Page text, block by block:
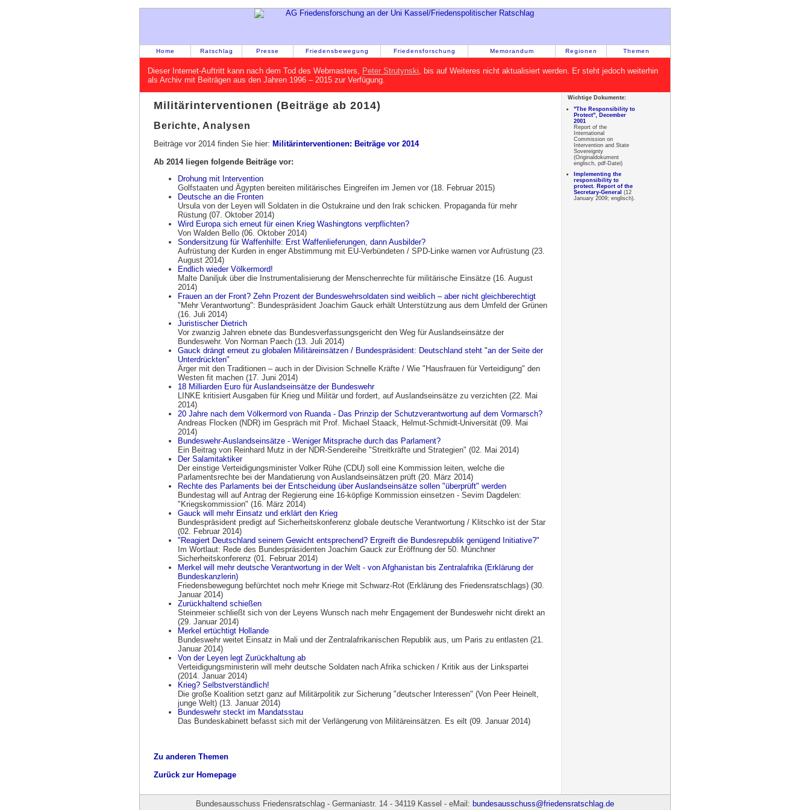
Home Ratschlag Presse Friedensbewegung Friedensforschung Memorandum Regionen Themen
Dieser Internet-Auftritt kann nach dem Tod des Webmasters, Peter Strutynski , bis auf Weiteres nicht aktualisiert werden. Er steht jedoch weiterhin
als Archiv mit Beiträgen aus den Jahren 1996 – 2015 zur Verfügung.
Militärinterventionen (Beiträge ab 2014)
Berichte, Analysen
Beiträge vor 2014 finden Sie hier: Militärinterventionen: Beiträge vor 2014
Ab 2014 liegen folgende Beiträge vor:
Drohung mit Intervention
Golfstaaten und Ägypten bereiten militärisches Eingreifen im Jemen vor (18. Februar 2015)
Deutsche an die Fronten
Ursula von der Leyen will Soldaten in die Ostukraine und den Irak schicken. Propaganda für mehr
Rüstung (07. Oktober 2014)
Wird Europa sich erneut für einen Krieg Washingtons verpflichten?
Von Walden Bello (06. Oktober 2014)
Sondersitzung für Waffenhilfe: Erst Waffenlieferungen, dann Ausbilder?
Aufrüstung der Kurden in enger Abstimmung mit EU-Verbündeten / SPD-Linke warnen vor Aufrüstung (23.
August 2014)
Endlich wieder Völkermord!
Malte Daniljuk über die Instrumentalisierung der Menschenrechte für militärische Einsätze (16. August
2014)
Frauen an der Front? Zehn Prozent der Bundeswehrsoldaten sind weiblich – aber nicht gleichberechtigt
"Mehr Verantwortung": Bundespräsident Joachim Gauck erhält Unterstützung aus dem Umfeld der Grünen
(16. Juli 2014)
Juristischer Dietrich
Vor zwanzig Jahren ebnete das Bundesverfassungsgericht den Weg für Auslandseinsätze der
Bundeswehr. Von Norman Paech (13. Juli 2014)
Gauck drängt erneut zu globalen Militäreinsätzen / Bundespräsident: Deutschland steht "an der Seite der
Unterdrückten"
Ärger mit den Traditionen – auch in der Division Schnelle Kräfte / Wie "Hausfrauen für Verteidigung" den
Westen fit machen (17. Juni 2014)
18 Milliarden Euro für Auslandseinsätze der Bundeswehr
LINKE kritisiert Ausgaben für Krieg und Militär und fordert, auf Auslandseinsätze zu verzichten (22. Mai
2014)
20 Jahre nach dem Völkermord von Ruanda - Das Prinzip der Schutzverantwortung auf dem Vormarsch?
Andreas Flocken (NDR) im Gespräch mit Prof. Michael Staack, Helmut-Schmidt-Universität (09. Mai
2014)
Bundeswehr-Auslandseinsätze - Weniger Mitsprache durch das Parlament?
Ein Beitrag von Reinhard Mutz in der NDR-Sendereihe "Streitkräfte und Strategien" (02. Mai 2014)
Der Salamitaktiker
Der einstige Verteidigungsminister Volker Rühe (CDU) soll eine Kommission leiten, welche die
Parlamentsrechte bei der Mandatierung von Auslandseinsätzen prüft (20. März 2014)
Rechte des Parlaments bei der Entscheidung über Auslandseinsätze sollen "überprüft" werden
Bundestag will auf Antrag der Regierung eine 16-köpfige Kommission einsetzen - Sevim Dagdelen:
"Kriegskommission" (16. März 2014)
Gauck will mehr Einsatz und erklärt den Krieg
Bundespräsident predigt auf Sicherheitskonferenz globale deutsche Verantwortung / Klitschko ist der Star
(02. Februar 2014)
"Reagiert Deutschland seinem Gewicht entsprechend? Ergreift die Bundesrepublik genügend Initiative?"
Im Wortlaut: Rede des Bundespräsidenten Joachim Gauck zur Eröffnung der 50. Münchner
Sicherheitskonferenz (01. Februar 2014)
Merkel will mehr deutsche Verantwortung in der Welt - von Afghanistan bis Zentralafrika (Erklärung der
Bundeskanzlerin)
Friedensbewegung befürchtet noch mehr Kriege mit Schwarz-Rot (Erklärung des Friedensratschlags) (30.
Januar 2014)
Zurückhaltend schießen
Steinmeier schließt sich von der Leyens Wunsch nach mehr Engagement der Bundeswehr nicht direkt an
(29. Januar 2014)
Merkel ertüchtigt Hollande
Bundeswehr weitet Einsatz in Mali und der Zentralafrikanischen Republik aus, um Paris zu entlasten (21.
Januar 2014)
Von der Leyen legt Zurückhaltung ab
Verteidigungsministerin will mehr deutsche Soldaten nach Afrika schicken / Kritik aus der Linkspartei
(2014. Januar 2014)
Krieg? Selbstverständlich!
Die große Koalition setzt ganz auf Militärpolitik zur Sicherung "deutscher Interessen" (Von Peer Heinelt,
junge Welt) (13. Januar 2014)
Bundeswehr steckt im Mandatsstau
Das Bundeskabinett befasst sich mit der Verlängerung von Militäreinsätzen. Es eilt (09. Januar 2014)
Zu anderen Themen
Zurück zur Homepage
Wichtige Dokumente:
"The Responsibility to
Protect", December
2001
Report of the
International
Commission on
Intervention and State
Sovereignty
(Originaldokument
englisch, pdf-Datei)
Implementing the
responsibility to
protect. Report of the
Secretary-General (12
January 2009; englisch).
Bundesausschuss Friedensratschlag - Germaniastr. 14 - 34119 Kassel - eMail: bundesausschuss@friedensratschlag.de